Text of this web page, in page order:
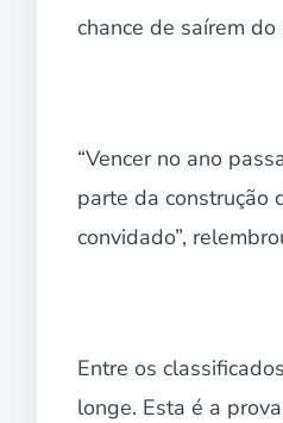
chance de saírem
“Vencer no ano
parte da construção
convidado”,
Entre os
longe. Esta é a